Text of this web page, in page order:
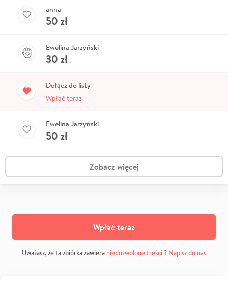
anna
50 zł
Ewelina Jarzyński
30 zł
Dołącz do listy
Wpłać teraz
Ewelina Jarzyński
50 zł
Zobacz więcej
Wpłać teraz
Uważasz, że ta zbiórka zawiera niedozwolone treści? Napisz do nas